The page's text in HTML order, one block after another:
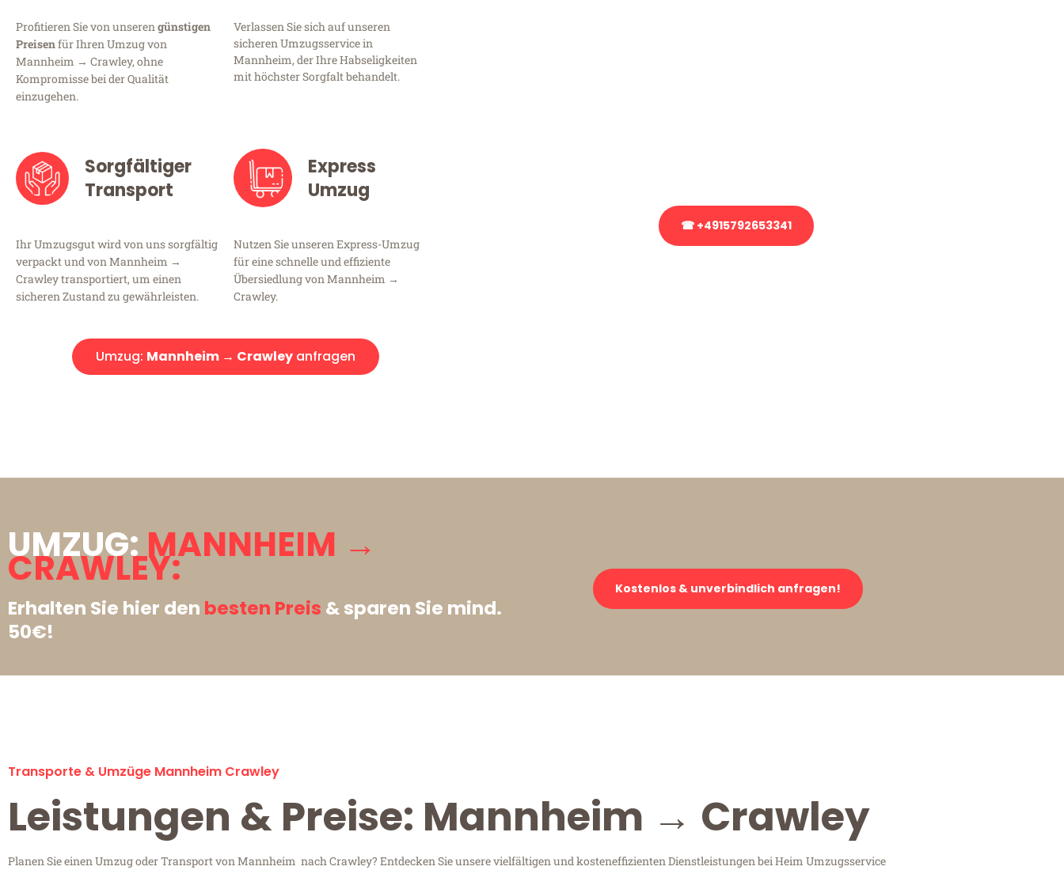
Profitieren Sie von unserengünstigen
Preisenfür Ihren Umzug von
Mannheim → Crawley, ohne
Kompromisse bei der Qualität
einzugehen.
Verlassen Sie sich auf unseren
sicheren Umzugsservice in
Mannheim, der Ihre Habseligkeiten
mit höchster Sorgfalt behandelt.
Sorgfältiger
Transport
Ihr Umzugsgut wird von uns sorgfältig
verpackt und von Mannheim →
Crawley transportiert, um einen
sicheren Zustand zu gewährleisten.
Express
Umzug
Nutzen Sie unseren Express-Umzug
für eine schnelle und effiziente
Übersiedlung von Mannheim →
Crawley.
Umzug: Mannheim → Crawley anfragen
☎ +4915792653341
UMZUG:MANNHEIM →
CRAWLEY:
Erhalten Sie hier den besten Preis & sparen Sie mind.
50€!
Kostenlos & unverbindlich anfragen!
Transporte & Umzüge Mannheim Crawley
Leistungen & Preise: Mannheim → Crawley
Planen Sie einen Umzug oder Transport von Mannheim nach Crawley? Entdecken Sie unsere vielfältigen und kosteneffizienten Dienstleistungen bei Heim Umzugsservice